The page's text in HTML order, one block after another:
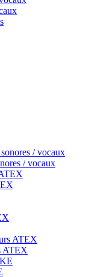
/ vocaux
ATEX